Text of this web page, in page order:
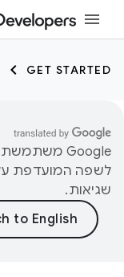
GET STARTED
לשפה המועדפת
שגיאות.